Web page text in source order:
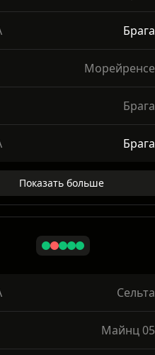
Брага
Брага
Морейренсе
Брага
Показать больше
Сельта